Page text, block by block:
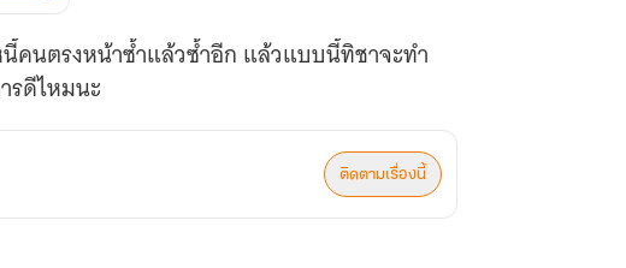
คนตรงหน้าซ้ำแล้วซ้ำอีก แล้วแบบนี้ทิชาจะทำ
รดีไหมนะ
ติดตามเรื่องนี้